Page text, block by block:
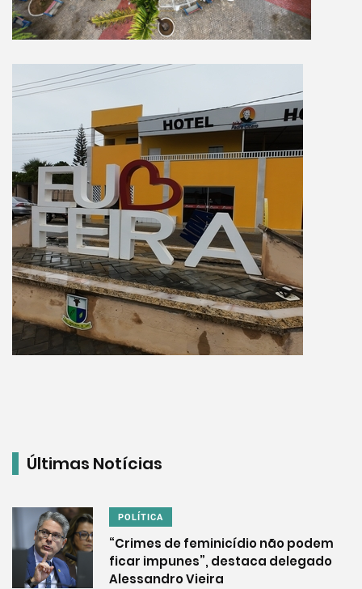
Últimas Notícias
POLÍTICA
“Crimes de feminicídio não podem
ficar impunes”, destaca delegado
Alessandro Vieira